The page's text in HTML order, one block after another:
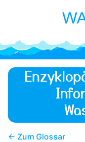
← Zum Glossar